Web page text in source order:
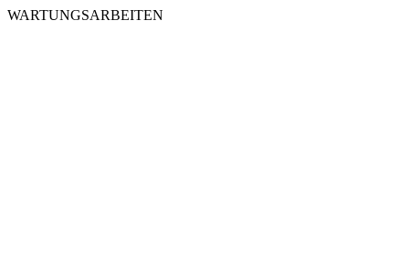
WARTUNGSARBEITEN